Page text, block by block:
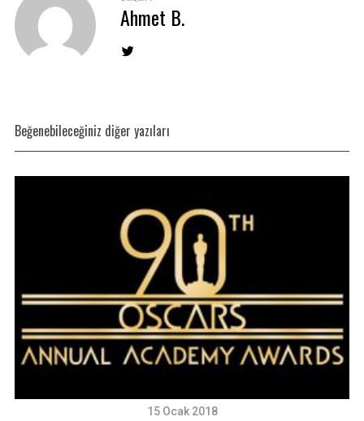
Ahmet B.
Beğenebileceğiniz diğer yazıları
15 Ocak 2018